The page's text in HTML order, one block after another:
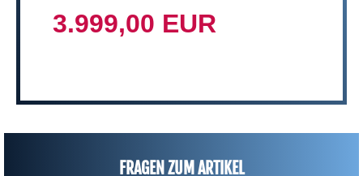
3.999,00 EUR
FRAGEN ZUM ARTIKEL